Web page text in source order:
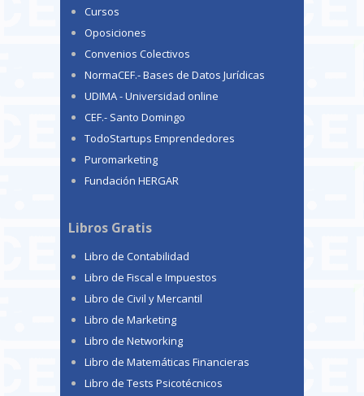
Cursos
Oposiciones
Convenios Colectivos
NormaCEF.- Bases de Datos Jurídicas
UDIMA - Universidad online
CEF.- Santo Domingo
TodoStartups Emprendedores
Puromarketing
Fundación HERGAR
Libros Gratis
Libro de Contabilidad
Libro de Fiscal e Impuestos
Libro de Civil y Mercantil
Libro de Marketing
Libro de Networking
Libro de Matemáticas Financieras
Libro de Tests Psicotécnicos